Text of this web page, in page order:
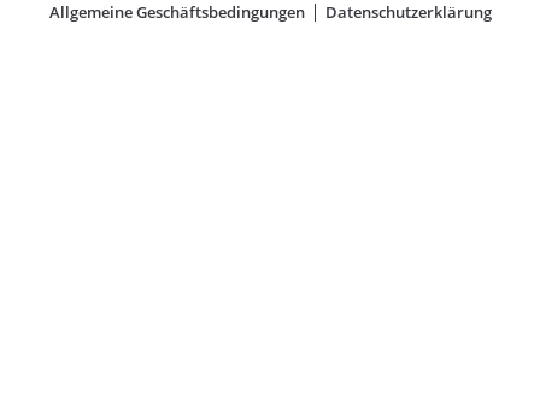
Allgemeine Geschäftsbedingungen Datenschutzerklärung